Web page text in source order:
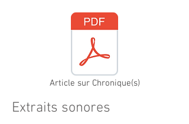
Article sur Chronique(s)
Extraits sonores